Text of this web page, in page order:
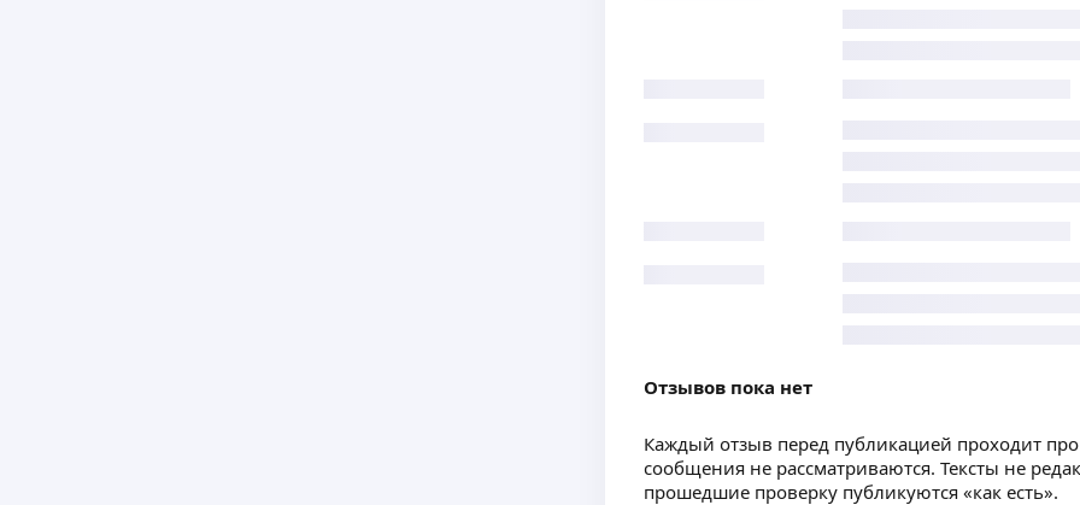
Отзывов пока нет
Каждый отзыв перед публикацией проходит
сообщения не рассматриваются. Тексты не
прошедшие проверку публикуются «как есть».